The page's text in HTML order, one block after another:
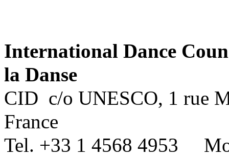
International Dance
la Danse
CID  c/o UNESCO, 1 rue
France
Tel. +33 1 4568 4953